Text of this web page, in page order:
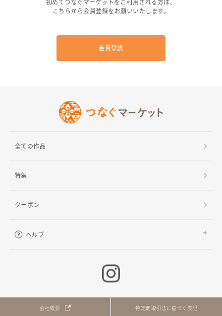
こちらから会員登録をお願いいたします。
会員登録
全ての作品
特集
クーポン
ヘルプ
会社概要 特定商取引法に基づく表記